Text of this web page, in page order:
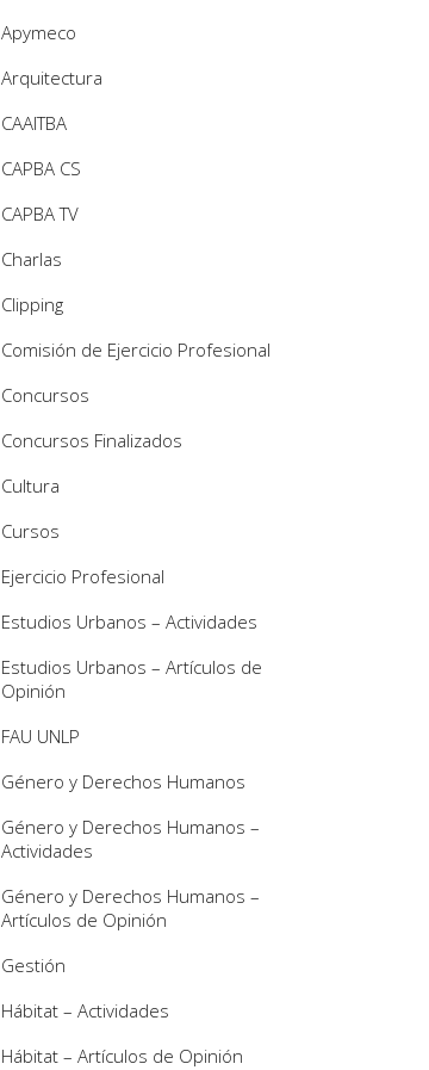
Apymeco
Arquitectura
CAAITBA
CAPBA CS
CAPBA TV
Charlas
Clipping
Comisión de Ejercicio Profesional
Concursos
Concursos Finalizados
Cultura
Cursos
Ejercicio Profesional
Estudios Urbanos – Actividades
Estudios Urbanos – Artículos de
Opinión
FAU UNLP
Género y Derechos Humanos
Género y Derechos Humanos –
Actividades
Género y Derechos Humanos –
Artículos de Opinión
Gestión
Hábitat – Actividades
Hábitat – Artículos de Opinión